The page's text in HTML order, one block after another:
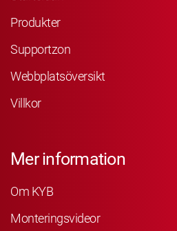
Produkter
Supportzon
Webbplatsöversikt
Villkor
Mer information
Om KYB
Monteringsvideor